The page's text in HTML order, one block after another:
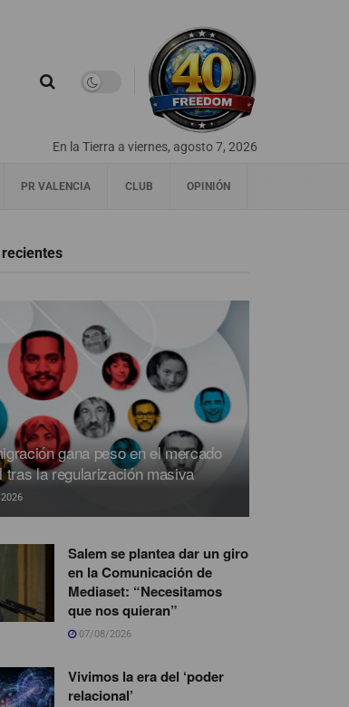
En la Tierra a viernes, agosto 7, 2026
PR VALENCIA CLUB OPINIÓN
gana peso en el mercado
tras la regularización masiva
Salem se plantea dar un giro
en la Comunicación de
Mediaset: “Necesitamos
que nos quieran”
07/08/2026
Vivimos la era del ‘poder
relacional’